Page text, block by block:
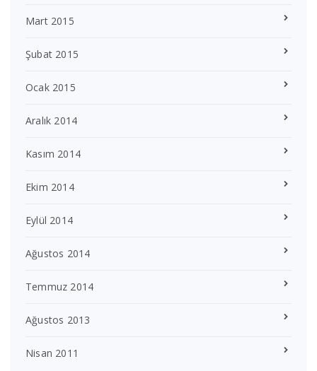
Mart 2015
Şubat 2015
Ocak 2015
Aralık 2014
Kasım 2014
Ekim 2014
Eylül 2014
Ağustos 2014
Temmuz 2014
Ağustos 2013
Nisan 2011